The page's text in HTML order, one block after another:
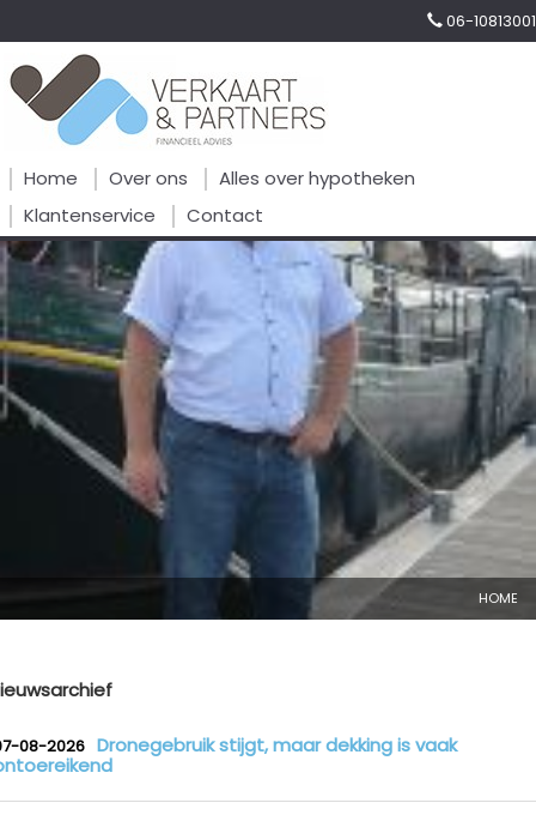
06-10813001
Home Over ons
Alles over hypotheken
Klantenservice
Contact
HOME
08-2026 Dronegebruik stijgt, maar dekking is vaak